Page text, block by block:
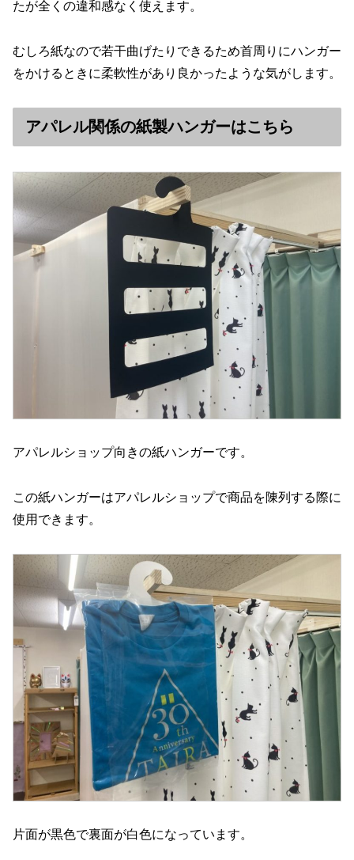
たが全くの違和感なく使えます。
むしろ紙なので若干曲げたりできるため首周りにハンガー
をかけるときに柔軟性があり良かったような気がします。
アパレル関係の紙製ハンガーはこちら
アパレルショップ向きの紙ハンガーです。
この紙ハンガーはアパレルショップで商品を陳列する際に
使用できます。
片面が黒色で裏面が白色になっています。